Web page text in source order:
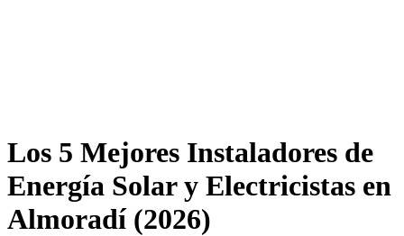
Los 5 Mejores Instaladores de
Energía Solar y Electricistas en
Almoradí (2026)